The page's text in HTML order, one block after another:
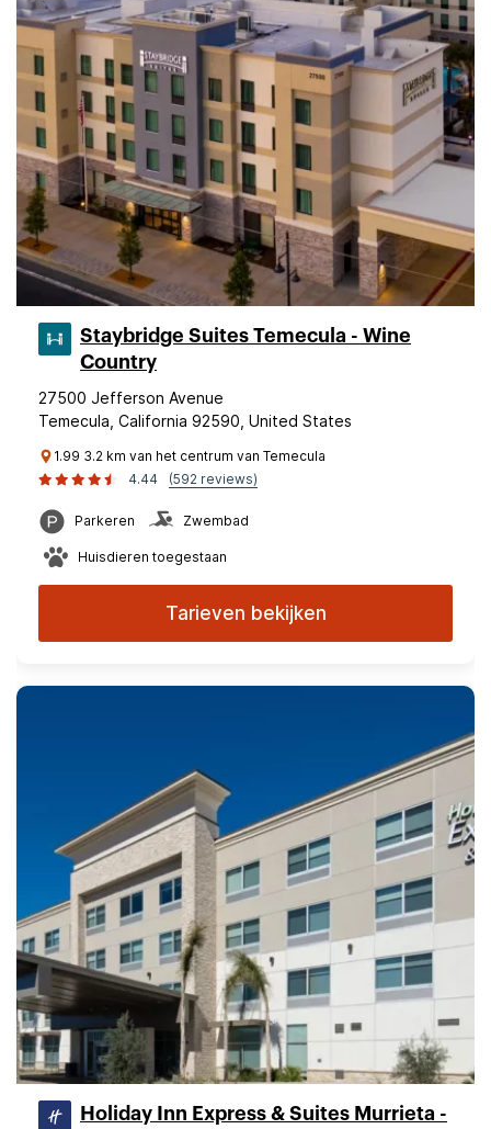
Staybridge Suites Temecula - Wine
Country
27500 Jefferson Avenue
Temecula, California 92590, United States
1.99 3.2 km van het centrum van Temecula
4.44
(592 reviews)
Parkeren Zwembad
Huisdieren toegestaan
Tarieven bekijken
Holiday Inn Express & Suites Murrieta -